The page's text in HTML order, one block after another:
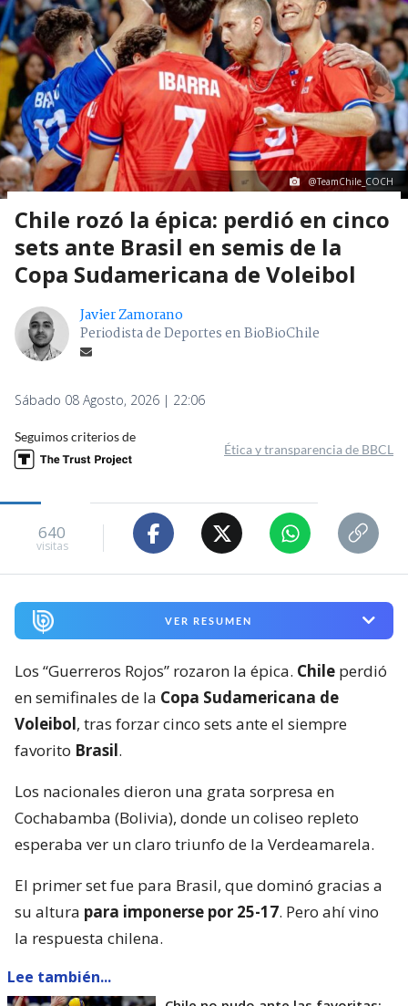
@TeamChile_COCH
Chile rozó la épica: perdió en cinco
sets ante Brasil en semis de la
Copa Sudamericana de Voleibol
Javier Zamorano
Periodista de Deportes en BioBioChile
Sábado 08 Agosto, 2026 | 22:06
Seguimos criterios de
Ética y transparencia de BBCL
640
visitas
VER RESUMEN
Los “Guerreros Rojos” rozaron la épica. Chile perdió
en semifinales de la Copa Sudamericana de
Voleibol, tras forzar cinco sets ante el siempre
favorito Brasil.
Los nacionales dieron una grata sorpresa en
Cochabamba (Bolivia), donde un coliseo repleto
esperaba ver un claro triunfo de la Verdeamarela.
El primer set fue para Brasil, que dominó gracias a
su altura para imponerse por 25-17. Pero ahí vino
la respuesta chilena.
Lee también...